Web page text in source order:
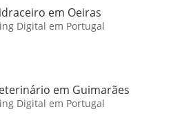
em Oeiras
Digital em Portugal
em Guimarães
Digital em Portugal